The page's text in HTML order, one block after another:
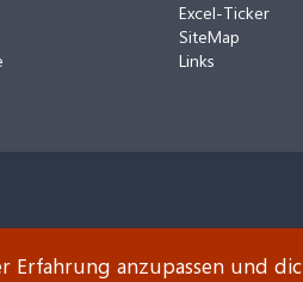
Excel-Ticker
SiteMap
Links
Erfahrung anzupassen und